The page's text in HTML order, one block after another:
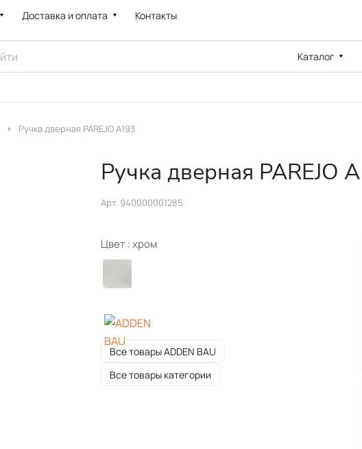
Доставка и оплата Контакты
Каталог
Ручка дверная PAREJO A193
Ручка дверная PAREJO
Арт. 940000001285
Цвет :хром
Все товары ADDEN BAU
Все товары категории